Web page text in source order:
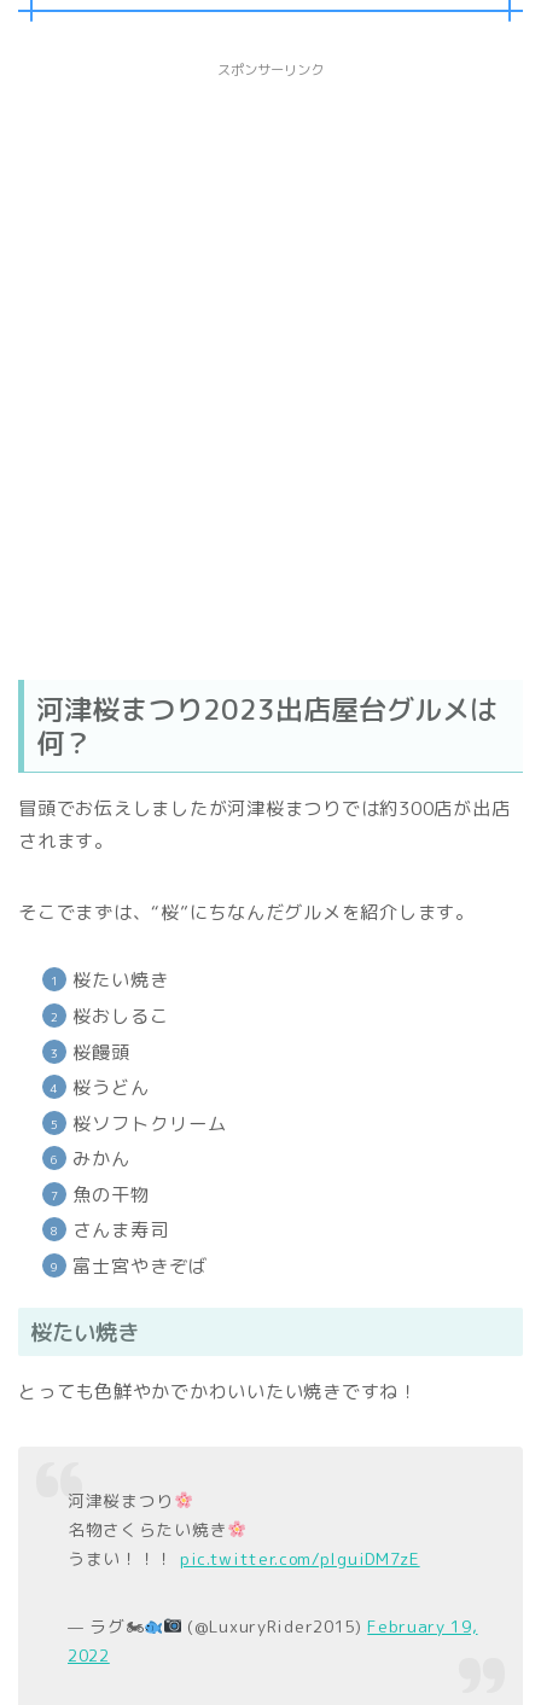
スポンサーリンク
河津桜まつり2023出店屋台グルメは
何？
冒頭でお伝えしましたが河津桜まつりでは約300店が出店
されます。
そこでまずは、“桜”にちなんだグルメを紹介します。
桜たい焼き
桜おしるこ
桜饅頭
桜うどん
桜ソフトクリーム
みかん
魚の干物
さんま寿司
富士宮やきぞば
桜たい焼き
とっても色鮮やかでかわいいたい焼きですね！
河津桜まつり
名物さくらたい焼き
うまい！！！ pic.twitter.com/plguiDM7zE
— ラグ🏍 (@LuxuryRider2015)February 19,
2022